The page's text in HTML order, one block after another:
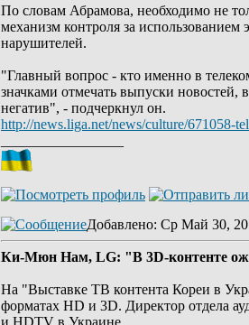
По словам Абрамова, необходимо не
механизм контроля за
нарушителей.
"Главный вопрос - кто именно в
значками отмечать выпуски новостей,
негатив", - подчеркнул он.
http://news.liga.net/news/culture/671058-
Добавлено: Ср Май 30,
Ки-Мюн Нам, LG: "В 3D-контенте
На "Выставке ТВ контента Кореи в
форматах HD и 3D. Директор отдела
и HDTV в Украине.